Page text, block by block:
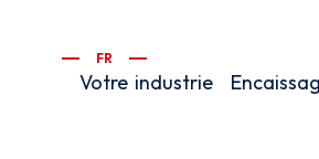
FR
Votre industrie